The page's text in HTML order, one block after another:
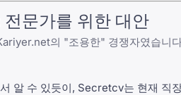
문가를 위한 대안
의 "조용한" 경쟁자였습니
알 수 있듯이, Secretcv는 현재 직